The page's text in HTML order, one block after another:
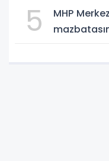
5
MHP